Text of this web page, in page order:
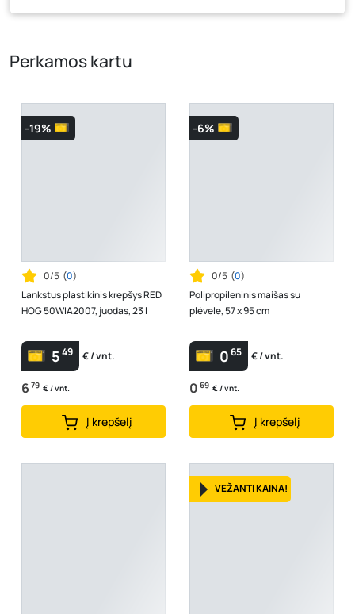
kaina, kuri galioja pirkimo metu.
Perkamos kartu
-19%
0/5 (0)
Lankstus plastikinis krepšys RED
HOG 50WIA2007, juodas, 23 l
549 € / vnt.
6 79 € / vnt.
Į krepšelį
-6%
0/5 (0)
Polipropileninis maišas su
plėvele, 57 x 95 cm
065 € / vnt.
0 69 € / vnt.
Į krepšelį
VEŽANTI KAINA!